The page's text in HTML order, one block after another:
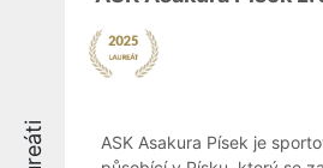
ASK Asakura Písek je